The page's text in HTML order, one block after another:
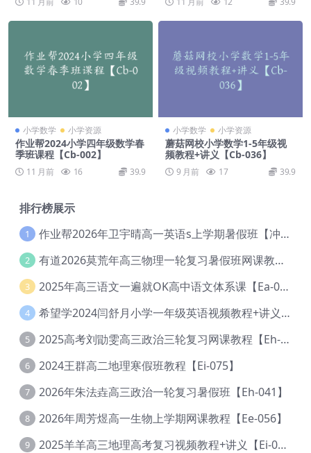
小学数学 小学资源
作业帮2024小学四年级数学春
季班课程【Cb-002】
11 月前 16 39.9
小学数学 小学资源
蘑菇网校小学数学1-5年级视
频教程+讲义【Cb-036】
9 月前 17 39.9
排行榜展示
1 作业帮2026年卫宇晴高一英语s上学期暑假班【冲顶班】【Ec-003】
2 有道2026莫荒年高三物理一轮复习暑假班网课教程【Ef-044】
3 2025年高三语文一遍就OK高中语文体系课【Ea-028】
4 希望学2024闫舒月小学一年级英语视频教程+讲义【Cc-004】
5 2025高考刘勖雯高三政治三轮复习网课教程【Eh-061】
6 2024王群高二地理寒假班教程【Ei-075】
7 2026年朱法垚高三政治一轮复习暑假班【Eh-041】
8 2026年周芳煜高一生物上学期网课教程【Ee-056】
9 2025羊羊高三地理高考复习视频教程+讲义【Ei-051】